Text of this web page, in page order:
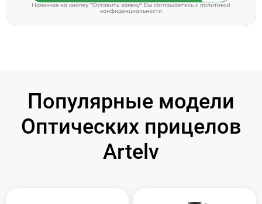
Нажимая на кнопку "Оставить заявку" Вы соглашаетесь cполитикой
конфиденциальности
Популярные модели
Оптических прицелов
Artelv